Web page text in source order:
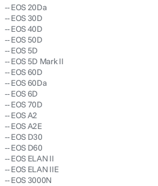
-- EOS 20Da
-- EOS 30D
-- EOS 40D
-- EOS 50D
-- EOS 5D
-- EOS 5D Mark II
-- EOS 60D
-- EOS 60Da
-- EOS 6D
-- EOS 70D
-- EOS A2
-- EOS A2E
-- EOS D30
-- EOS D60
-- EOS ELAN II
-- EOS ELAN IIE
-- EOS 3000N